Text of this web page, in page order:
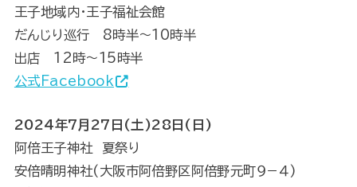
王子地域内・王子福祉会館
だんじり巡行 8時半～10時半
出店 12時～15時半
公式Facebook
2024年7月27日(土)28日(日)
阿倍王子神社 夏祭り
安倍晴明神社(大阪市阿倍野区阿倍野元町９−４)